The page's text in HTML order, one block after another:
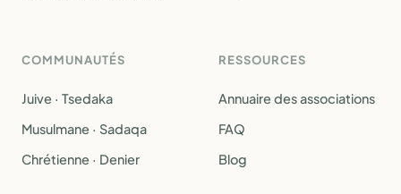
COMMUNAUTÉS
Juive · Tsedaka
Musulmane · Sadaqa
Chrétienne · Denier
RESSOURCES
Annuaire des associations
FAQ
Blog